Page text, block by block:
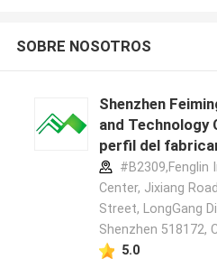
SOBRE NOSOTROS
Shenzhen
and Technology
perfil del
#B2309,Fenglin
Center, Jixiang
Street, LongGang
Shenzhen 518172,
5.0